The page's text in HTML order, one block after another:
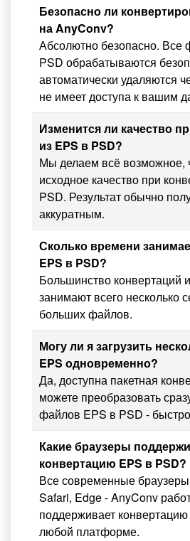
Безопасно ли
на AnyConv?
Абсолютно безопасно. Все
PSD обрабатываются
автоматически удаляются
не имеет доступа к вашим
Изменится ли качество
из EPS в PSD?
Мы делаем всё возможное,
исходное качество при
PSD. Результат обычно
аккуратным.
Сколько времени
EPS в PSD?
Большинство конвертаций
занимают всего несколько
больших файлов.
Могу ли я загрузить
EPS одновременно?
Да, доступна пакетная
можете преобразовать
файлов EPS в PSD -
Какие браузеры
конвертацию EPS в PSD?
Все современные
Safari, Edge - AnyConv
поддерживает
любой платформе.